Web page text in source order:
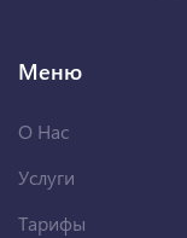
Меню
О Нас
Услуги
Тарифы